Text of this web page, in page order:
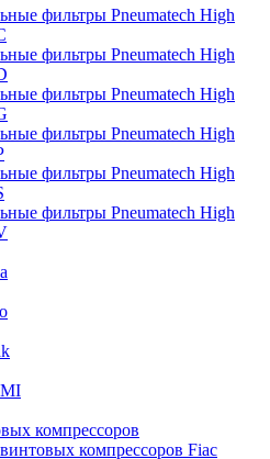
фильтры Pneumatech High
фильтры Pneumatech High
фильтры Pneumatech High
фильтры Pneumatech High
фильтры Pneumatech High
фильтры Pneumatech High
компрессоров
компрессоров Fiac